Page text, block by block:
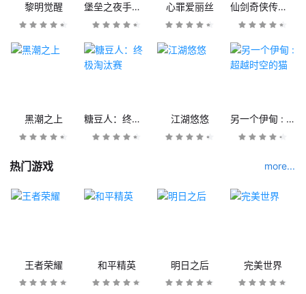
黎明觉醒 堡垒之夜手机版 心罪爱丽丝 仙剑奇侠传九野
黑潮之上 糖豆人：终极淘汰赛 江湖悠悠 另一个伊甸 : 超越时空的猫
热门游戏 more...
王者荣耀 和平精英 明日之后 完美世界